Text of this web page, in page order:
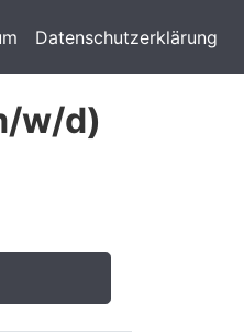
Datenschutzerklärung
w/d)